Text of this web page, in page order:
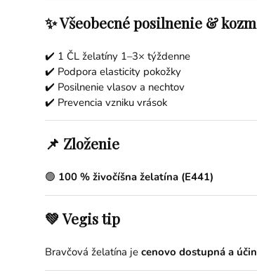
✨ Všeobecné posilnenie &
✔️ 1 ČL želatíny 1–3× týždenne
✔️ Podpora elasticity pokožky
✔️ Posilnenie vlasov a nechtov
✔️ Prevencia vzniku vrások
📌 Zloženie
🟢 100 % živočíšna želatína (E441)
💚 Vegis tip
Bravčová želatína je cenovo dostupná a